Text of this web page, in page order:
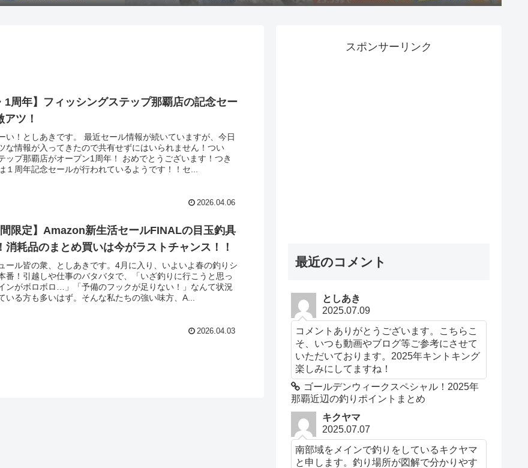
チャンス！！
1周年】フィッシングステップ那覇店の記念セー
アツ！
い！としあきです。 最近セール情報が続いていますが、今日
な情報が入ってきたので共有せずにはいられません！つい
ップ那覇店がオープン1周年！ おめでとうございます！つき
１周年記念セールが行われているようです！！セ...
2026.04.06
間限定】Amazon新生活セールFINALの目玉釣具
消耗品のまとめ買いは今がラストチャンス！！
ール皆の衆、としあきです。4月に入り、いよいよ春の釣りシ
番！引越しや仕事のバタバタで、「いざ釣りに行こうと思っ
ンがボロボロ…」「予備のフックが足りない！」なんて状況
いる方も多いはず。そんな私たちの強い味方、A...
2026.04.03
スポンサーリンク
最近のコメント
としあき
2025.07.09
コメントありがとうございます。こちらこ
そ、いつも動画やブログ等ご参考にさせて
いただいております。2025年キントキング
楽しみにしてますね！
ゴールデンウィークスペシャル！2025年
那覇近辺の釣りポイントまとめ
キクヤマ
2025.07.07
南部域をメインで釣りをしているキクヤマ
と申します。釣り場所が図解で分かりやす